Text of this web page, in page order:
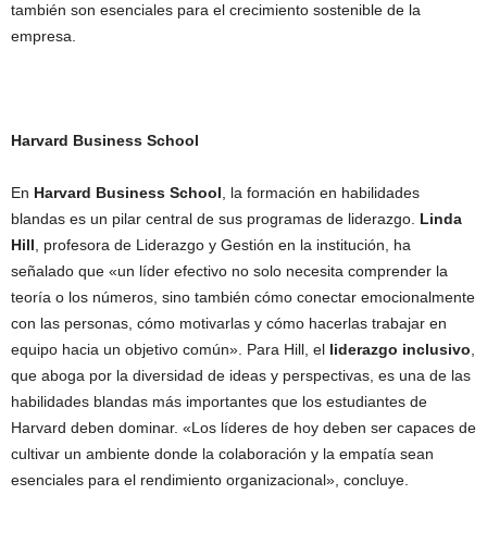
también son esenciales para el crecimiento sostenible de la
empresa.
Harvard Business School
En Harvard Business School , la formación en habilidades
blandas es un pilar central de sus programas de liderazgo. Linda
Hill , profesora de Liderazgo y Gestión en la institución, ha
señalado que «un líder efectivo no solo necesita comprender la
teoría o los números, sino también cómo conectar emocionalmente
con las personas, cómo motivarlas y cómo hacerlas trabajar en
equipo hacia un objetivo común». Para Hill, el liderazgo inclusivo
que aboga por la diversidad de ideas y perspectivas, es una de las
habilidades blandas más importantes que los estudiantes de
Harvard deben dominar. «Los líderes de hoy deben ser capaces de
cultivar un ambiente donde la colaboración y la empatía sean
esenciales para el rendimiento organizacional», concluye.